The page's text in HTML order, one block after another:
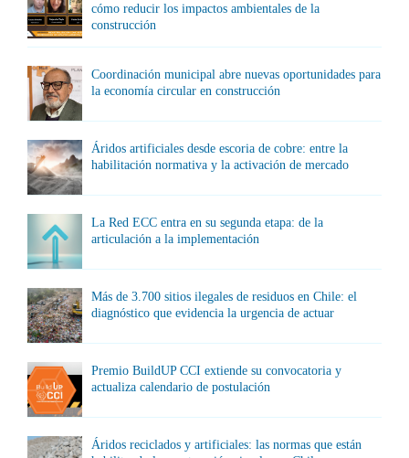
cómo reducir los impactos ambientales de la
construcción
Coordinación municipal abre nuevas oportunidades para
la economía circular en construcción
Áridos artificiales desde escoria de cobre: entre la
habilitación normativa y la activación de mercado
La Red ECC entra en su segunda etapa: de la
articulación a la implementación
Más de 3.700 sitios ilegales de residuos en Chile: el
diagnóstico que evidencia la urgencia de actuar
Premio BuildUP CCI extiende su convocatoria y
actualiza calendario de postulación
Áridos reciclados y artificiales: las normas que están